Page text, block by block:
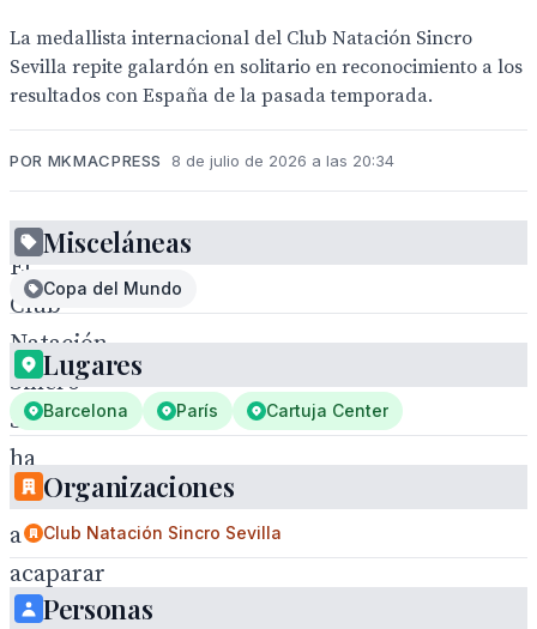
La medallista internacional del Club Natación Sincro
Sevilla repite galardón en solitario en reconocimiento a los
resultados con España de la pasada temporada.
POR MKMACPRESS 8 de julio de 2026 a las 20:34
El
Club
Natación
Sincro
Sevilla
ha
vuelto
a
acaparar
los
Misceláneas
Copa del Mundo
Lugares
Barcelona París Cartuja Center
Organizaciones
Club Natación Sincro Sevilla
Personas